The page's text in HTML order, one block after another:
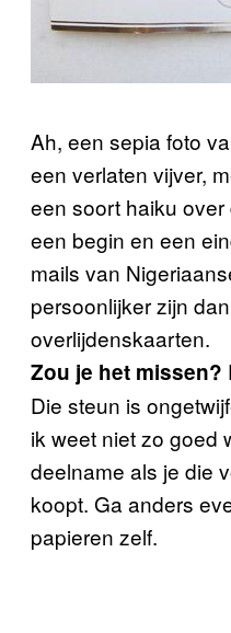
Ah, een sepia foto
een verlaten vijver,
een soort haiku
een begin en een
mails van
persoonlijker zijn
overlijdenskaarten.
Zou je het missen?
Die steun is
ik weet niet zo goed
deelname als je die
koopt. Ga anders
papieren zelf.